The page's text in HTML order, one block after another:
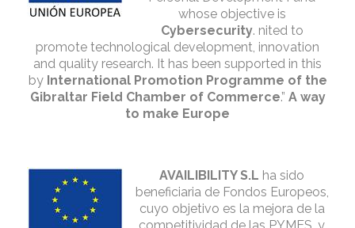
whose objective is
Cybersecurity. nited to
promote technological development, innovation
and quality research. It has been supported in this
by International Promotion Programme of the
Gibraltar Field Chamber of Commerce.” A way
to make Europe
AVAILIBILITY S.L ha sido
beneficiaria de Fondos Europeos,
cuyo objetivo es la mejora de la
competitividad de las PYMES, y